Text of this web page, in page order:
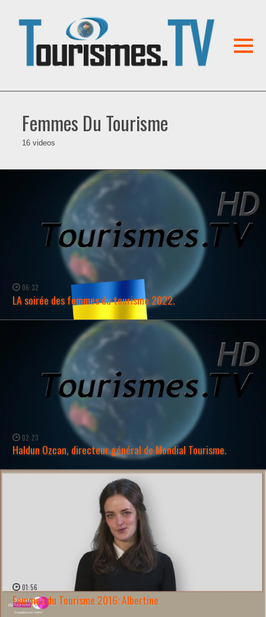
Femmes Du Tourisme
16 videos
06:32
LA soirée des femmes du tourisme 2022.
02:23
Haldun Ozcan, directeur général de Mondial Tourisme.
01:56
Femmes du Tourisme 2016: Albertine
WATCH NOW →